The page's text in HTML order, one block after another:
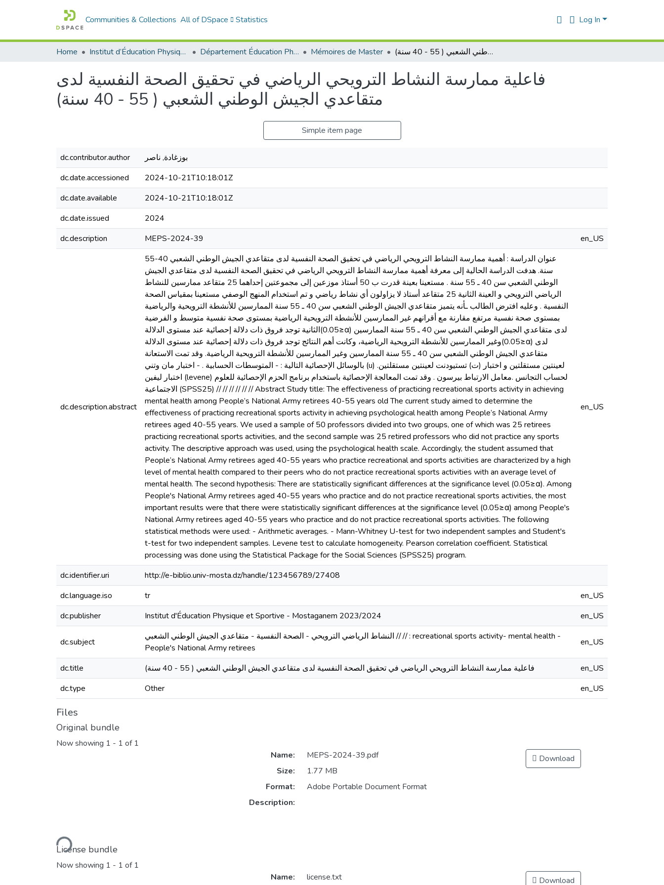
Communities & Collections All of DSpace Statistics Log In
Home Institut d’Éducation Physique et Sportive Département Éducation Physique et Sportive (EPS) Mémoires de Master فاعلية ممارسة النشاط الترويحي الرياضي في تحقيق الصحة النفسية لدى متقاعدي الجيش الوطني الشعبي ( 55 - 40 سنة)
فاعلية ممارسة النشاط الترويحي الرياضي في تحقيق الصحة النفسية لدى
متقاعدي الجيش الوطني الشعبي ( 55 - 40 سنة)
Simple item page
dc.contributor.author
بوزغادة, ناصر
dc.date.accessioned
2024-10-21T10:18:01Z
dc.date.available
2024-10-21T10:18:01Z
dc.date.issued
2024
dc.description
MEPS-2024-39 en_US
dc.description.abstract
عنوان الدراسة : أهمية ممارسة النشاط الترويحي الرياضي في تحقيق الصحة النفسية لدى متقاعدي الجيش الوطني الشعبي 40-55
سنة. هدفت الدراسة الحالية إلى معرفة أهمية ممارسة النشاط الترويحي الرياضي في تحقيق الصحة النفسية لدى متقاعدي الجيش
الوطني الشعبي سن 40 ـ 55 سنة . مستعينا بعينة قدرت ب 50 أستاذ موزعين إلى مجموعتين إحداهما 25 متقاعد ممارسين للنشاط
الرياضي الترويحي و العينة الثانية 25 متقاعد أستاذ لا يزاولون أي نشاط رياضي و تم استخدام المنهج الوصفي مستعينا بمقياس الصحة
النفسية . وعليه افترض الطالب ـأنه يتميز متقاعدي الجيش الوطني الشعبي سن 40 ـ 55 سنة الممارسين للأنشطة الترويحية والرياضية
بمستوى صحة نفسية مرتفع مقارنة مع أقرانهم غير الممارسين للأنشطة الترويحية الرياضية بمستوى صحة نفسية متوسط و الفرضية
الثانية توجد فروق ذات دلالة إحصائية عند مستوى الدلالة(0.05≥α) لدى متقاعدي الجيش الوطني الشعبي سن 40 ـ 55 سنة الممارسين
وغير الممارسين للأنشطة الترويحية الرياضية، وكانت أهم النتائج توجد فروق ذات دلالة إحصائية عند مستوى الدلالة(0.05≥α) لدى
متقاعدي الجيش الوطني الشعبي سن 40 ـ 55 سنة الممارسين وغير الممارسين للأنشطة الترويحية الرياضية. وقد تمت الاستعانة
بالوسائل الإحصائية التالية : - المتوسطات الحسابية . - اختبار مان وتني (u) لعينتين مستقلتين و اختبار (ت) تستيودنت لعينتين مستقلتين.
اختبار ليفين (levene) لحساب التجانس .معامل الارتباط بيرسون . وقد تمت المعالجة الإحصائية باستخدام برنامج الحزم الإحصائية للعلوم
الاجتماعية (SPSS25) // // // // // // Abstract Study title: The effectiveness of practicing recreational sports activity in achieving
mental health among People’s National Army retirees 40-55 years old The current study aimed to determine the
effectiveness of practicing recreational sports activity in achieving psychological health among People’s National Army
retirees aged 40-55 years. We used a sample of 50 professors divided into two groups, one of which was 25 retirees
practicing recreational sports activities, and the second sample was 25 retired professors who did not practice any sports
activity. The descriptive approach was used, using the psychological health scale. Accordingly, the student assumed that
People’s National Army retirees aged 40-55 years who practice recreational and sports activities are characterized by a high
level of mental health compared to their peers who do not practice recreational sports activities with an average level of
mental health. The second hypothesis: There are statistically significant differences at the significance level (0.05≥α). Among
People's National Army retirees aged 40-55 years who practice and do not practice recreational sports activities, the most
important results were that there were statistically significant differences at the significance level (0.05≥α) among People's
National Army retirees aged 40-55 years who practice and do not practice recreational sports activities. The following
statistical methods were used: - Arithmetic averages. - Mann-Whitney U-test for two independent samples and Student's
t-test for two independent samples. Levene test to calculate homogeneity. Pearson correlation coefficient. Statistical
processing was done using the Statistical Package for the Social Sciences (SPSS25) program.
en_US
dc.identifier.uri
http://e-biblio.univ-mosta.dz/handle/123456789/27408
dc.language.iso
tr
en_US
dc.publisher
Institut d'Éducation Physique et Sportive - Mostaganem 2023/2024 en_US
dc.subject
النشاط الرياضي الترويحي - الصحة النفسية - متقاعدي الجيش الوطني الشعبي // // : recreational sports activity- mental health -
People's National Army retirees
en_US
dc.title فاعلية ممارسة النشاط الترويحي الرياضي في تحقيق الصحة النفسية لدى متقاعدي الجيش الوطني الشعبي ( 55 - 40 سنة)
en_US
dc.type
Other en_US
Files
Original bundle
Now showing 1 - 1 of 1
Loading...
Name:
MEPS-2024-39.pdf
Size:
1.77 MB
Format:
Adobe Portable Document Format
Description:
Download
License bundle
Now showing 1 - 1 of 1
Name:
license.txt Download